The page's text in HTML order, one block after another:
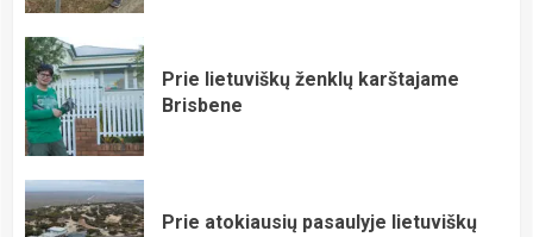
Prie lietuviškų ženklų karštajame
Brisbene
Prie atokiausių pasaulyje lietuviškų